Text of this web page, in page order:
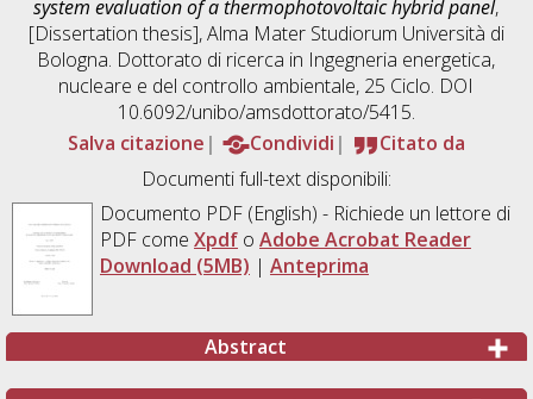
system evaluation of a thermophotovoltaic hybrid panel,
[Dissertation thesis], Alma Mater Studiorum Università di
Bologna. Dottorato di ricerca in Ingegneria energetica,
nucleare e del controllo ambientale, 25 Ciclo. DOI
10.6092/unibo/amsdottorato/5415.
Salva citazione
Condividi
Citato da
Documenti full-text disponibili:
Documento PDF(English) - Richiede un lettore di
PDF come Xpdfo Adobe Acrobat Reader
Download (5MB) | Anteprima
Abstract